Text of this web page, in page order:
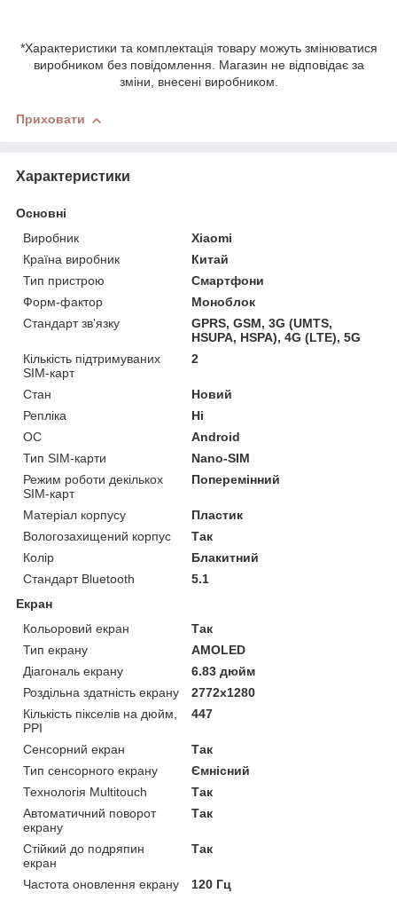
*Характеристики та комплектація товару можуть змінюватися
виробником без повідомлення. Магазин не відповідає за
зміни, внесені виробником.
Приховати
Характеристики
Основні
Виробник
Xiaomi
Країна виробник
Китай
Тип пристрою
Смартфони
Форм-фактор
Моноблок
Стандарт зв'язку
GPRS, GSM, 3G (UMTS,
HSUPA, HSPA), 4G (LTE), 5G
Кількість підтримуваних
SIM-карт
2
Стан
Новий
Репліка
Ні
ОС
Android
Тип SIM-карти
Nano-SIM
Режим роботи декількох
SIM-карт
Поперемінний
Матеріал корпусу
Пластик
Вологозахищений корпус
Так
Колір
Блакитний
Стандарт Bluetooth
5.1
Екран
Кольоровий екран
Так
Тип екрану
AMOLED
Діагональ екрану
6.83 дюйм
Роздільна здатність екрану
2772x1280
Кількість пікселів на дюйм,
PPI
447
Сенсорний екран
Так
Тип сенсорного екрану
Ємнісний
Технологія Multitouch
Так
Автоматичний поворот
екрану
Так
Стійкий до подряпин
екран
Так
Частота оновлення екрану
120 Гц